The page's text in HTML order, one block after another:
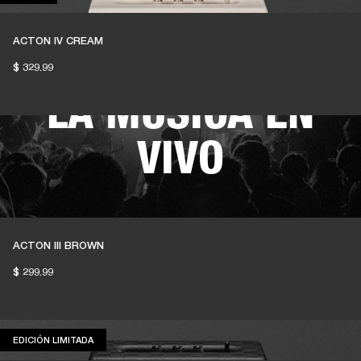
ACTON IV CREAM
$ 329.99
ALTAVOCES
MANTIENEN VIVA
LA MÚSICA EN
VIVO
destina a apoyar a salas de música
ÚNETE A AMPLIFY
ACTON III BROWN
$ 299.99
EDICIÓN LIMITADAEDICIÓN LIMITADA